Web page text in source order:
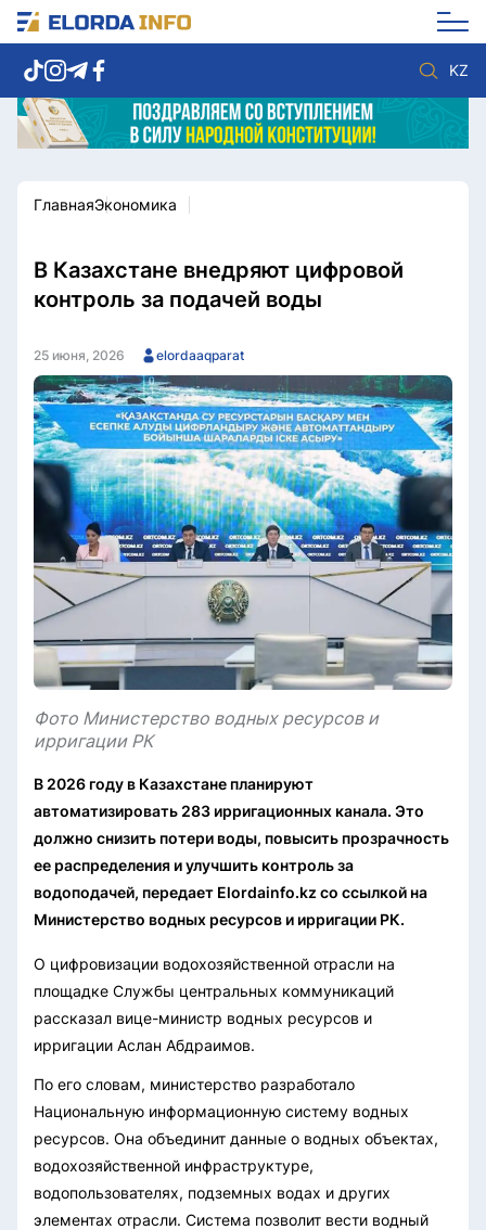
KZ
Новости столицы
Спорт
Культура
Мнение
Видео
Мир
Этический кодекс
Служу стране
ГлавнаяЭкономика
В Казахстане внедряют цифровой
контроль за подачей воды
25 июня, 2026 elordaaqparat
Фото Министерство водных ресурсов и
ирригации РК
В 2026 году в Казахстане планируют
автоматизировать 283 ирригационных канала. Это
должно снизить потери воды, повысить прозрачность
ее распределения и улучшить контроль за
водоподачей, передает Elordainfo.kz со ссылкой на
Министерство водных ресурсов и ирригации РК.
О цифровизации водохозяйственной отрасли на
площадке Службы центральных коммуникаций
рассказал вице-министр водных ресурсов и
ирригации Аслан Абдраимов.
По его словам, министерство разработало
Национальную информационную систему водных
ресурсов. Она объединит данные о водных объектах,
водохозяйственной инфраструктуре,
водопользователях, подземных водах и других
элементах отрасли. Система позволит вести водный